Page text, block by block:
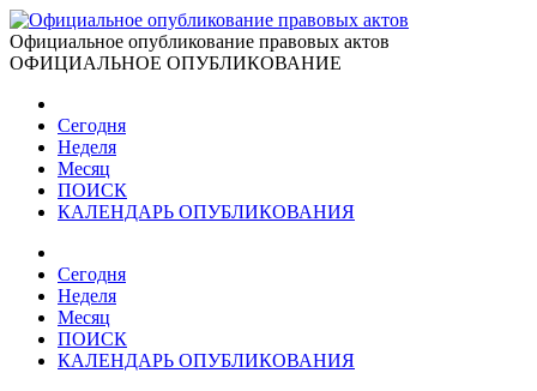
Официальное опубликование правовых актов
ОФИЦИАЛЬНОЕ ОПУБЛИКОВАНИЕ
Сегодня
Неделя
Месяц
ПОИСК
КАЛЕНДАРЬ ОПУБЛИКОВАНИЯ
Сегодня
Неделя
Месяц
ПОИСК
КАЛЕНДАРЬ ОПУБЛИКОВАНИЯ